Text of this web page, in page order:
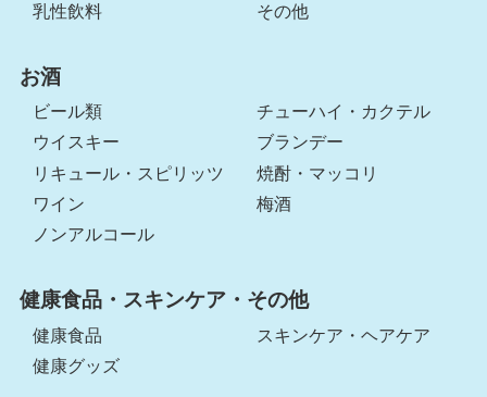
乳性飲料
その他
お酒
ビール類
チューハイ・カクテル
ウイスキー
ブランデー
リキュール・スピリッツ
焼酎・マッコリ
ワイン
梅酒
ノンアルコール
健康食品・スキンケア・その他
健康食品
スキンケア・ヘアケア
健康グッズ